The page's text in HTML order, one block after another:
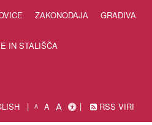
ZAKONODAJA GRADIVA
IN STALIŠČA
A A A RSS VIRI